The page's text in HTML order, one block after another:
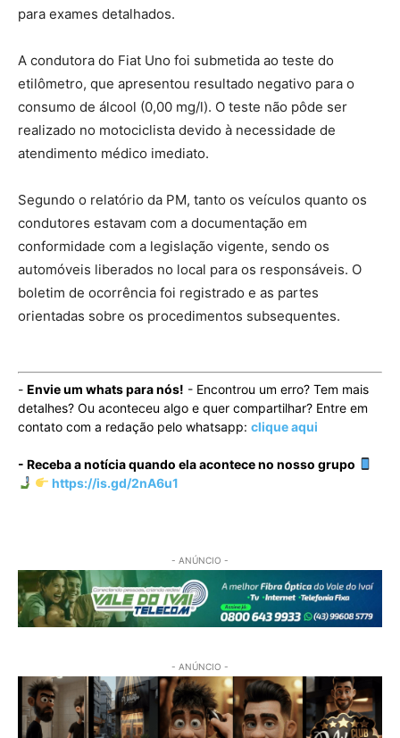
para exames detalhados.
A condutora do Fiat Uno foi submetida ao teste do
etilômetro, que apresentou resultado negativo para o
consumo de álcool (0,00 mg/l). O teste não pôde ser
realizado no motociclista devido à necessidade de
atendimento médico imediato.
Segundo o relatório da PM, tanto os veículos quanto os
condutores estavam com a documentação em
conformidade com a legislação vigente, sendo os
automóveis liberados no local para os responsáveis. O
boletim de ocorrência foi registrado e as partes
orientadas sobre os procedimentos subsequentes.
- Envie um whats para nós! - Encontrou um erro? Tem mais
detalhes? Ou aconteceu algo e quer compartilhar? Entre em
contato com a redação pelo whatsapp: clique aqui
- Receba a notícia quando ela acontece no nosso grupo
https://is.gd/2nA6u1
- ANÚNCIO -
- ANÚNCIO -